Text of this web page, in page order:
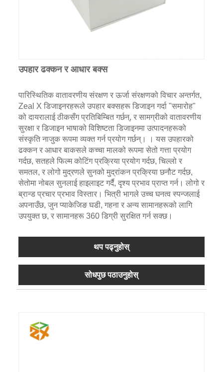
उपहार ढक्कन र आधार बक्स
पारिस्थितिक वातावरणीय संरक्षण र ऊर्जा संरक्षणको विचार अन्तर्गत,
Zeal X डिजाइनरहरूले उपहार बक्सहरू डिजाइन गर्दा "समारोह"
को दायरालाई ठीकसँग प्रतिबिम्बित गर्छन्, र सामग्रीको वातावरणीय
सुरक्षा र डिजाइन भाषाको विशिष्टता डिजाइनमा उत्पादनहरूको
संस्कृति नाजुक रूपमा व्यक्त गर्न प्रयोग गर्छन्। । यस उपहारको
ढक्कन र आधार बाकसले कच्चा मालको रूपमा सेतो गत्ता प्रयोग
गर्दछ, सतहले फिल्म कोटिंग प्रक्रिया प्रयोग गर्दछ, चिल्लो र
समतल, र लोगो मुद्रणले सुनको मुद्रांकन प्रक्रिया छनौट गर्दछ,
सेतोमा नोबल सुनलाई हाइलाइट गर्दै, दृश्य प्रभाव प्राप्त गर्न। लोगो र
ब्रान्ड प्रचार प्रभाव विस्तार। भित्री भागले उच्च घनत्व स्पन्जलाई
अपनाउँछ, जुन प्याकेजिङ घडी, गहना र अन्य सामानहरूको लागि
उपयुक्त छ, र सामानहरू 360 डिग्री सुरक्षित गर्न सक्छ।
थप पढ्नुहोस्
सोधपुछ पठाउनुहोस्